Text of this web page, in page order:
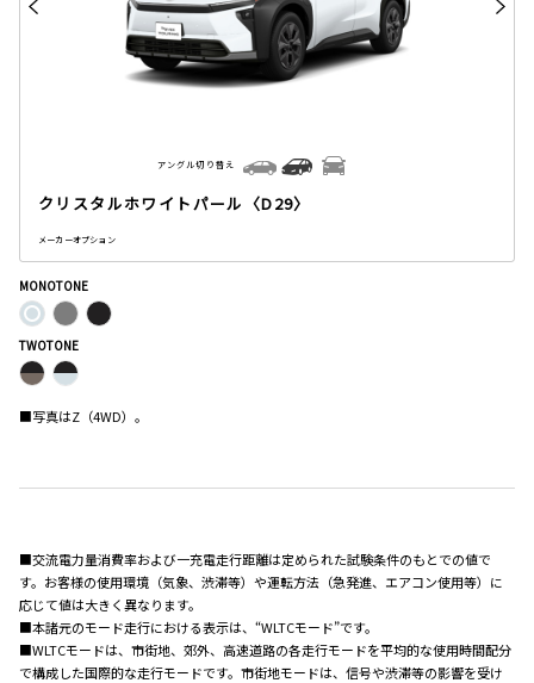
クリスタルホワイトパール〈D29〉
メーカーオプション
アングル切り替え
MONOTONE
TWOTONE
■写真はZ（4WD）。
■交流電力量消費率および一充電走行距離は定められた試験条件のもとでの値で
す。お客様の使用環境（気象、渋滞等）や運転方法（急発進、エアコン使用等）に
応じて値は大きく異なります。
■本諸元のモード走行における表示は、“WLTCモード”です。
■WLTCモードは、市街地、郊外、高速道路の各走行モードを平均的な使用時間配分
で構成した国際的な走行モードです。市街地モードは、信号や渋滞等の影響を受け